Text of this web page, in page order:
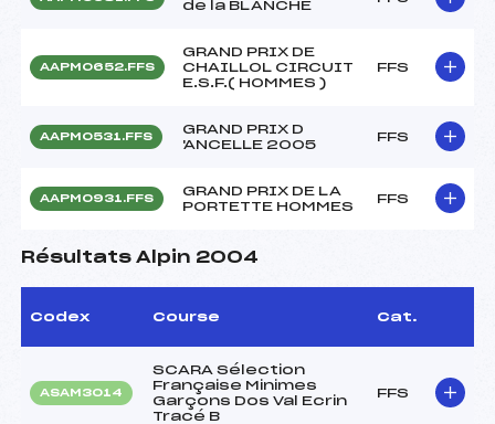
de la BLANCHE
AAPM0652.FFS
GRAND PRIX DE
CHAILLOL CIRCUIT
E.S.F.( HOMMES )
FFS
AAPM0531.FFS
GRAND PRIX D
'ANCELLE 2005
FFS
AAPM0931.FFS
GRAND PRIX DE LA
PORTETTE HOMMES
FFS
Résultats Alpin 2004
Codex Course Cat.
ASAM3014
SCARA Sélection
Française Minimes
Garçons Dos Val Ecrin
Tracé B
FFS